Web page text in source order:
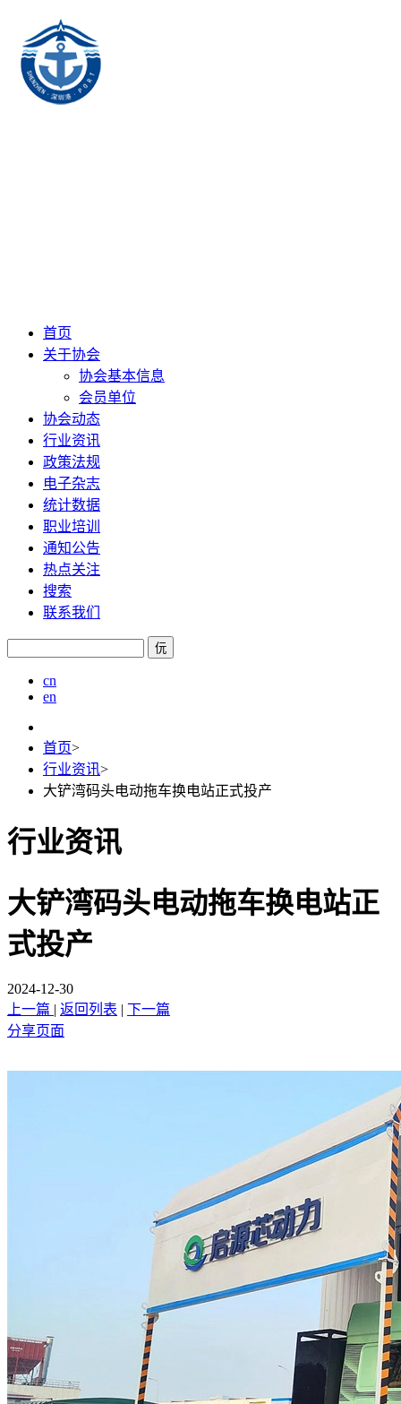
首页
关于协会
协会基本信息
会员单位
协会动态
行业资讯
政策法规
电子杂志
统计数据
职业培训
通知公告
热点关注
搜索
联系我们
㐾
cn
en
首页>
行业资讯>
大铲湾码头电动拖车换电站正式投产
行业资讯
大铲湾码头电动拖车换电站正
式投产
2024-12-30
上一篇 | 返回列表 | 下一篇
分享页面